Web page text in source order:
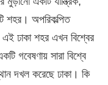
শহর। অপরিকল্পিত
ঢাকা শহর এখন বিশ্বের
গবেষণায় সারা বিশ্বে
দখল করেছে ঢাকা। কি